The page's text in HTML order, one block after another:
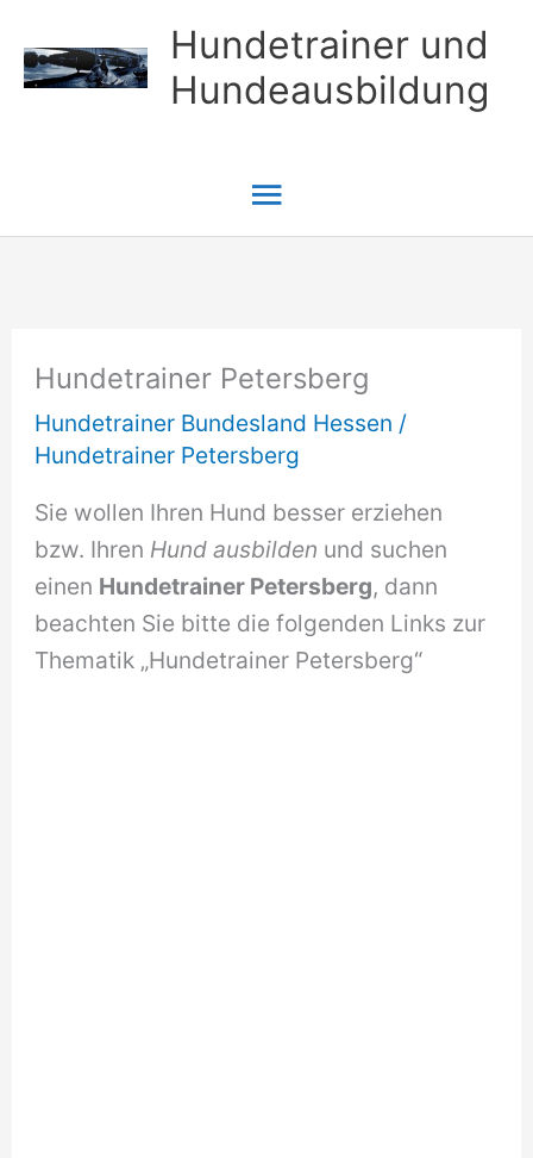
Inhalt
springen
Hundetrainer und
Hundeausbildung
Hauptmenü
Hundetrainer Petersberg
Hundetrainer Bundesland Hessen /
Hundetrainer Petersberg
Sie wollen Ihren Hund besser erziehen
bzw. Ihren Hund ausbilden und suchen
einen Hundetrainer Petersberg, dann
beachten Sie bitte die folgenden Links zur
Thematik „Hundetrainer Petersberg“